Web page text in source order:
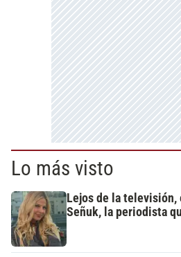
Lo más visto
Lejos de la televisión,
Señuk, la periodista